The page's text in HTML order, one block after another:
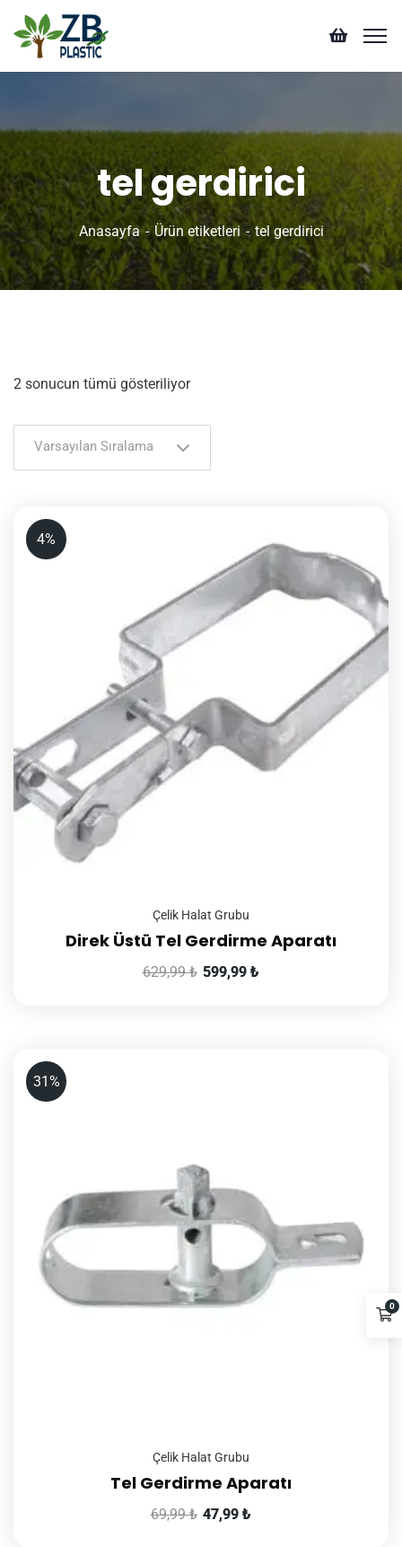
tel gerdirici
Anasayfa Ürün etiketleri tel gerdirici
2 sonucun tümü gösteriliyor
Varsayılan Sıralama
4%
Çelik Halat Grubu
Direk Üstü Tel Gerdirme Aparatı
629,99₺ 599,99 ₺
31%
Çelik Halat Grubu
Tel Gerdirme Aparatı
69,99₺ 47,99 ₺
0